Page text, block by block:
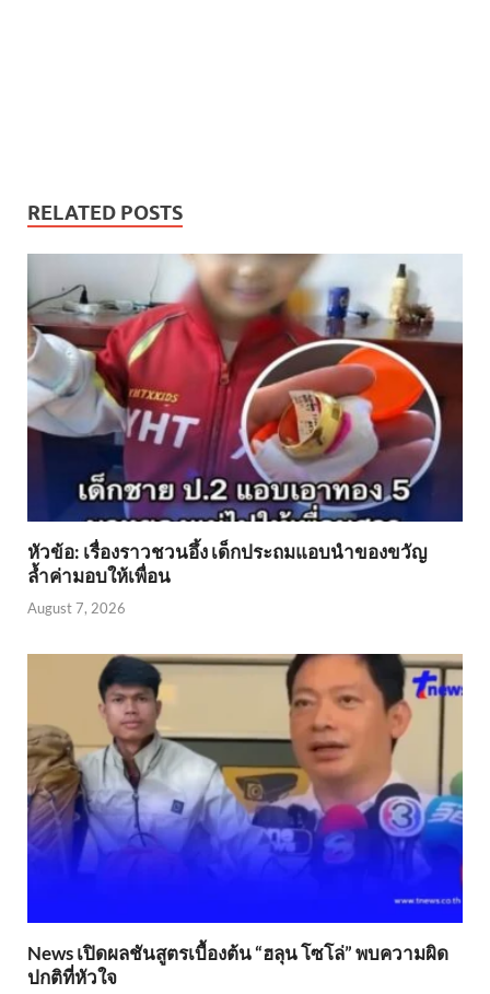
RELATED POSTS
หัวข้อ: เรื่องราวชวนอึ้ง เด็กประถมแอบนำของขวัญ
ล้ำค่ามอบให้เพื่อน
August 7, 2026
News เปิดผลชันสูตรเบื้องต้น “ฮลุน โซโล่” พบความผิด
ปกติที่หัวใจ